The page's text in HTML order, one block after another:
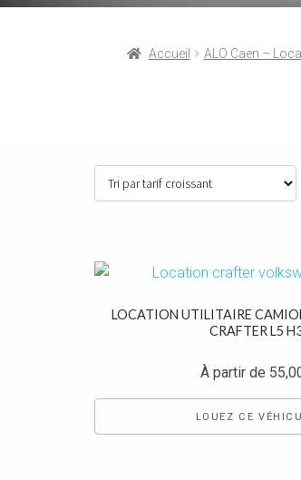
Accueil ALO Caen –
LOCATION UTILITAIRE
CRAFTER L5
À partir de
LOUEZ CE